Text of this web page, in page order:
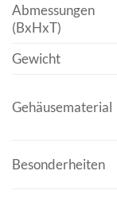
Abmessungen
(BxHxT)
Gewicht
Gehäusematerial
Besonderheiten